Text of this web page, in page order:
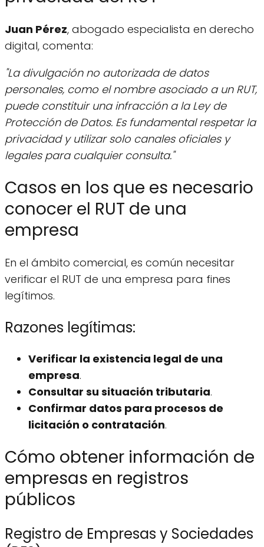
Juan Pérez, abogado especialista en derecho
digital, comenta:
"La divulgación no autorizada de datos
personales, como el nombre asociado a un RUT,
puede constituir una infracción a la Ley de
Protección de Datos. Es fundamental respetar la
privacidad y utilizar solo canales oficiales y
legales para cualquier consulta."
Casos en los que es necesario
conocer el RUT de una
empresa
En el ámbito comercial, es común necesitar
verificar el RUT de una empresa para fines
legítimos.
Razones legítimas:
Verificar la existencia legal de una
empresa.
Consultar su situación tributaria.
Confirmar datos para procesos de
licitación o contratación.
Cómo obtener información de
empresas en registros
públicos
Registro de Empresas y Sociedades